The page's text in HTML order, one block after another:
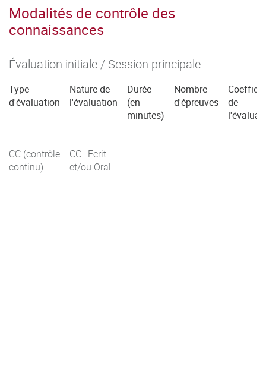
Modalités de contrôle des
connaissances
Évaluation initiale / Session principale
Type
d'évaluation
Nature de
l'évaluation
Durée
(en
minutes)
Nombre
d'épreuves
de
CC (contrôle
continu)
CC : Ecrit
et/ou Oral